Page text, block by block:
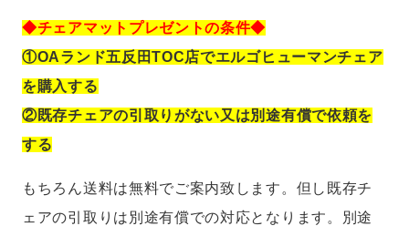
◆チェアマットプレゼントの条件◆
①OAランド五反田TOC店でエルゴヒューマンチェア
を購入する
②既存チェアの引取りがない又は別途有償で依頼を
する
もちろん送料は無料でご案内致します。但し既存チ
ェアの引取りは別途有償での対応となります。別途